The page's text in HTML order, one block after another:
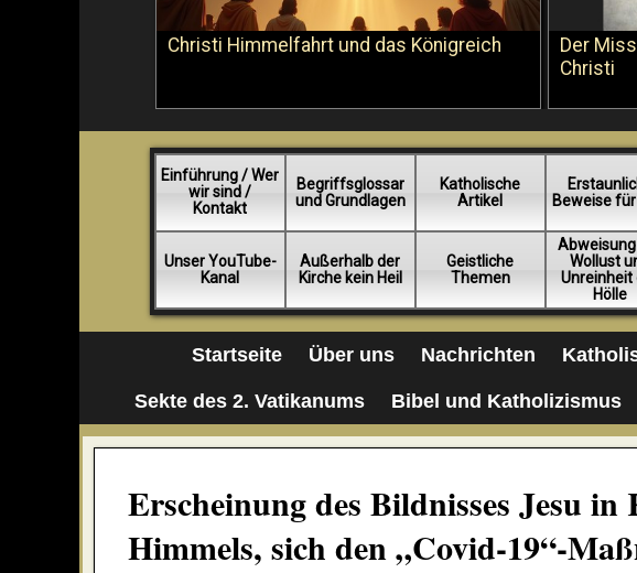
Christi Himmelfahrt und das Königreich
Der
Christi
Einführung / Wer
wir sind /
Kontakt
Begriffsglossar
und Grundlagen
Katholische
Artikel
Beweise
Unser YouTube-
Kanal
Außerhalb der
Kirche kein Heil
Geistliche
Themen
Wollust
Unreinheit
Hölle
Startseite Über uns Nachrichten
Sekte des 2. Vatikanums Bibel und Katholizismus
Erscheinung des Bildnisses Jesu
Himmels, sich den „Covid-19“-